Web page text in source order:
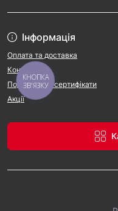
Інформація
Оплата та доставка
Контакти
Подарункові сертифікати
Акції
КНОПКА
ЗВ'ЯЗКУ